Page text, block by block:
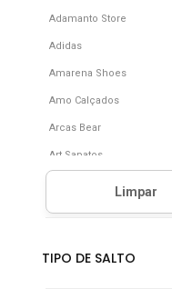
Adamanto Store
Adidas
Amarena Shoes
Amo Calçados
Arcas Bear
Art Sapatos
B2 Online
Bella Gio Rezende